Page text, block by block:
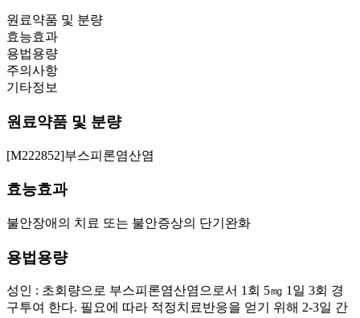
원료약품 및 분량
효능효과
용법용량
주의사항
기타정보
원료약품 및 분량
[M222852]부스피론염산염
효능효과
불안장애의 치료 또는 불안증상의 단기완화
용법용량
성인 : 초회량으로 부스피론염산염으로서 1회 5㎎ 1일 3회 경
구투여 한다. 필요에 따라 적정치료반응을 얻기 위해 2-3일 간